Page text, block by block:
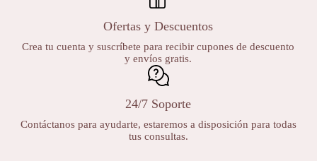
Ofertas y Descuentos
Crea tu cuenta y suscríbete para recibir cupones de descuento
y envíos gratis.
24/7 Soporte
Contáctanos para ayudarte, estaremos a disposición para todas
tus consultas.